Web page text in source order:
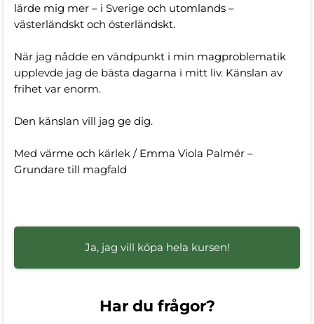
lärde mig mer – i Sverige och utomlands –
västerländskt och österländskt.
När jag nådde en vändpunkt i min magproblematik
upplevde jag de bästa dagarna i mitt liv. Känslan av
frihet var enorm.
Den känslan vill jag ge dig.
Med värme och kärlek / Emma Viola Palmér –
Grundare till magfald
Ja, jag vill köpa hela kursen!
Har du frågor?